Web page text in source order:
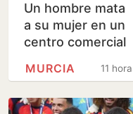
Un hombre mata
a su mujer en un
centro comercial
huir
11 horas
MURCIA